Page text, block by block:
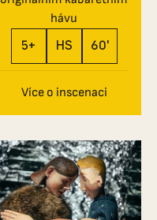
hávu
5+
HS 60'
Více o inscenaci